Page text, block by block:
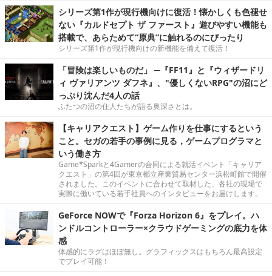
シリーズ第1作が現行機向けに復活！懐かしくも色褪せ
ない『カルドセプト ザ ファースト』遊びやすい機能も
搭載で、あらためて“原典”に触れるのにぴったり
シリーズ第1作が現行機向けの新機能を備えて復活！
「冒険は楽しいものだ」 ─『FF11』と『ウィザードリ
ィ ヴァリアンツ ダフネ』、"優しくないRPG"の沼にど
っぷり沈んだ4人の話
ふたつの沼の住人たちが語る奥深さとは。
【キャリアクエスト】ゲーム作りを仕事にするという
こと。セガの若手の事例に見る，ゲームプログラマと
いう働き方
Game*Sparkと4Gamerの合同による就活イベント「キャリア
クエスト」の第4回が東京都立産業貿易センター浜松町館で開催
されました。このイベントに合わせて取材した、各社の現場で
実際に働いている若手社員へのインタビューをお届けします。
GeForce NOWで『Forza Horizon 6』をプレイ。ハ
ンドルコントローラー×クラウドゲーミングの底力を体
感
体感的にラグはほぼ無し。グラフィックスはもちろん最高設定
でプレイ可能！